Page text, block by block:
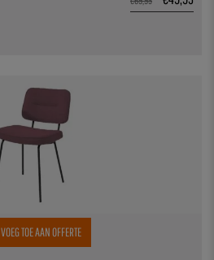
VOEG TOE AAN OFFERTE